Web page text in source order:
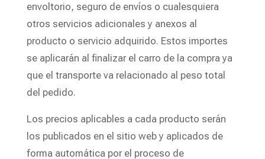
envoltorio, seguro de envíos o cualesquiera
otros servicios adicionales y anexos al
producto o servicio adquirido. Estos importes
se aplicarán al finalizar el carro de la compra ya
que el transporte va relacionado al peso total
del pedido.
Los precios aplicables a cada producto serán
los publicados en el sitio web y aplicados de
forma automática por el proceso de